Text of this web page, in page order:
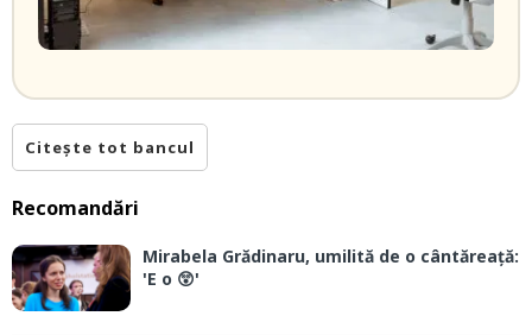
Citește tot bancul
Recomandări
Mirabela Grădinaru, umilită de o cântăreață:
'E o 😲'